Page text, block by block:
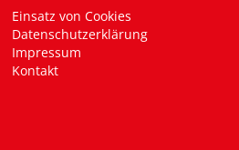
Einsatz von Cookies
Datenschutzerklärung
Impressum
Kontakt